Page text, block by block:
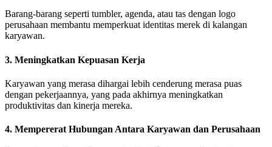
Barang-barang seperti tumbler, agenda, atau tas dengan logo
perusahaan membantu memperkuat identitas merek di kalangan
karyawan.
3. Meningkatkan Kepuasan Kerja
Karyawan yang merasa dihargai lebih cenderung merasa puas
dengan pekerjaannya, yang pada akhirnya meningkatkan
produktivitas dan kinerja mereka.
4. Mempererat Hubungan Antara Karyawan dan Perusahaan